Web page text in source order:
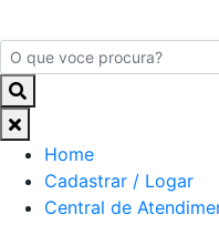
Home
Cadastrar / Logar
Central de